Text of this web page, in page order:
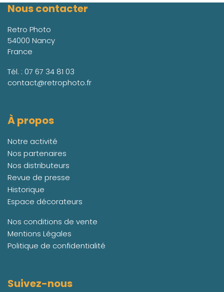
Nous contacter
Retro Photo
54000 Nancy
France
Tél. : 07 67 34 81 03
contact@retrophoto.fr
À propos
Notre activité
Nos partenaires
Nos distributeurs
Revue de presse
Historique
Espace décorateurs
Nos conditions de vente
Mentions Légales
Politique de confidentialité
Suivez-nous